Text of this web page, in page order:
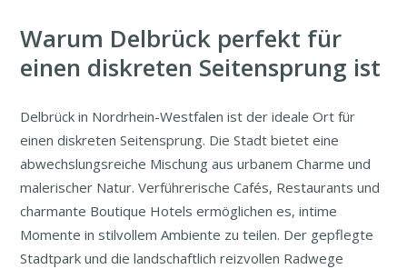
Warum Delbrück perfekt für
einen diskreten Seitensprung ist
Delbrück in Nordrhein-Westfalen ist der ideale Ort für
einen diskreten Seitensprung. Die Stadt bietet eine
abwechslungsreiche Mischung aus urbanem Charme und
malerischer Natur. Verführerische Cafés, Restaurants und
charmante Boutique Hotels ermöglichen es, intime
Momente in stilvollem Ambiente zu teilen. Der gepflegte
Stadtpark und die landschaftlich reizvollen Radwege